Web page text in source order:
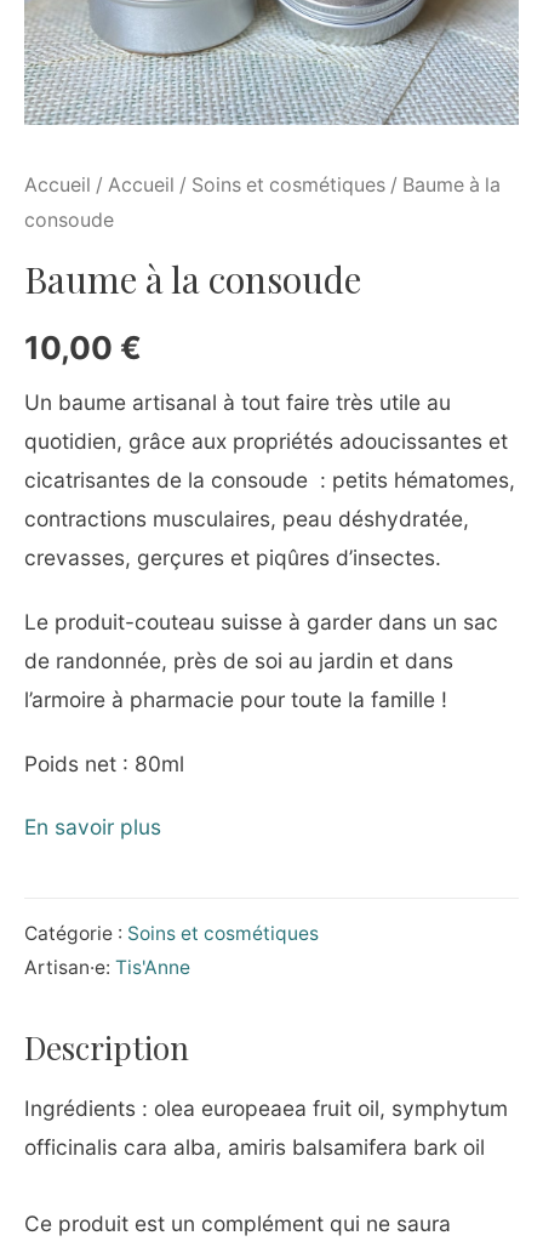
Accueil / Accueil / Soins et cosmétiques / Baume à la
consoude
Baume à la consoude
10,00 €
Un baume artisanal à tout faire très utile au
quotidien, grâce aux propriétés adoucissantes et
cicatrisantes de la consoude : petits hématomes,
contractions musculaires, peau déshydratée,
crevasses, gerçures et piqûres d’insectes.
Le produit-couteau suisse à garder dans un sac
de randonnée, près de soi au jardin et dans
l’armoire à pharmacie pour toute la famille !
Poids net : 80ml
En savoir plus
Catégorie : Soins et cosmétiques
Artisan·e: Tis'Anne
Description
Ingrédients : olea europeaea fruit oil, symphytum
officinalis cara alba, amiris balsamifera bark oil
Ce produit est un complément qui ne saura